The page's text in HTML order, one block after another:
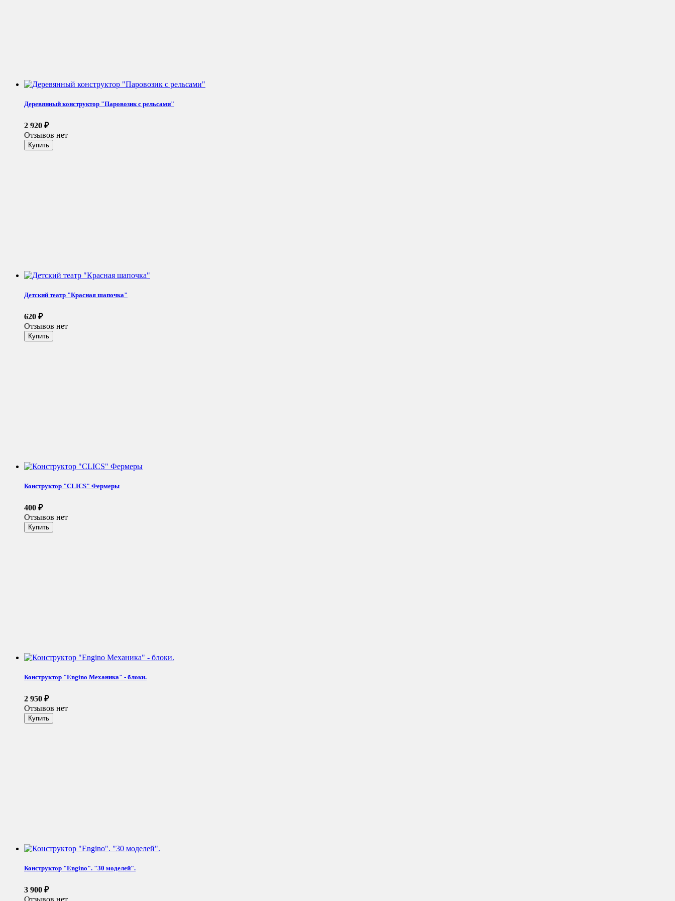
Деревянный конструктор "Паровозик с рельсами"
2 920 ₽
Отзывов нет
Детский театр "Красная шапочка"
620 ₽
Отзывов нет
Конструктор "CLICS" Фермеры
400 ₽
Отзывов нет
Конструктор "Engino Механика" - блоки.
2 950 ₽
Отзывов нет
Конструктор "Engino". "30 моделей".
3 900 ₽
Отзывов нет